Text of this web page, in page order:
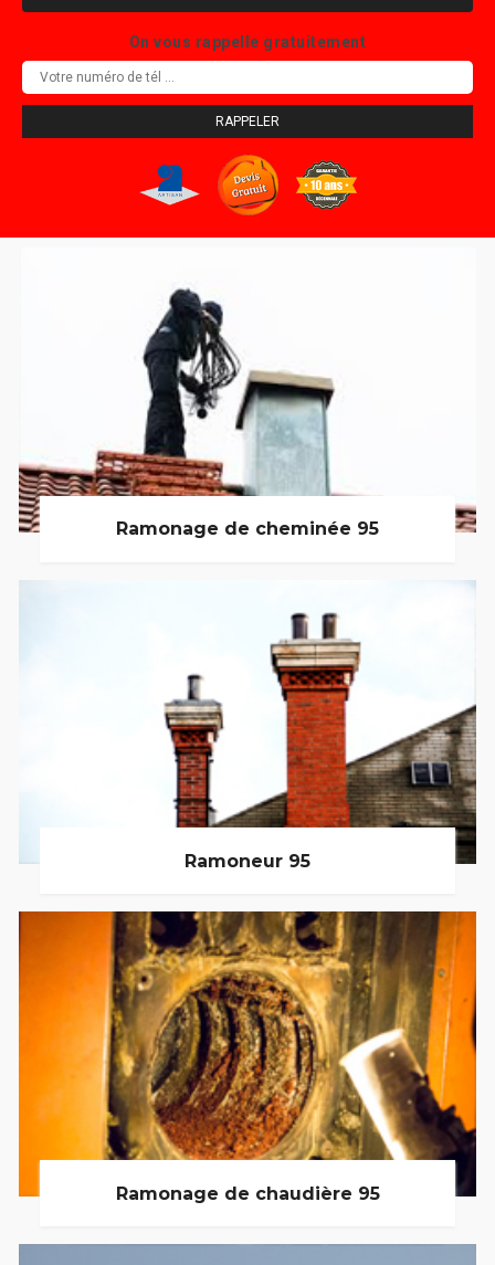
On vous rappelle gratuitement
Ramonage de cheminée 95
Ramoneur 95
Ramonage de chaudière 95